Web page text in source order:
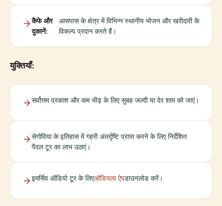
कैफे और
दुकानें:
आसपास के क्षेत्र में विभिन्न स्थानीय भोजन और खरीदारी के
विकल्प प्रदान करते हैं।
युक्तियाँ:
सर्वोत्तम प्रकाश और कम भीड़ के लिए सुबह जल्दी या देर शाम को जाएं।
सेगोविया के इतिहास में गहरी अंतर्दृष्टि प्राप्त करने के लिए निर्देशित
पैदल टूर का लाभ उठाएं।
इमर्सिव ऑडियो टूर के लिएऑडियला ऐपडाउनलोड करें।